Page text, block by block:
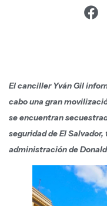
El canciller Yván Gil
cabo una gran
se encuentran
seguridad de El
administración de